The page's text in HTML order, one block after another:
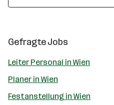
Gefragte Jobs
Leiter Personal in Wien
Planer in Wien
Festanstellung in Wien